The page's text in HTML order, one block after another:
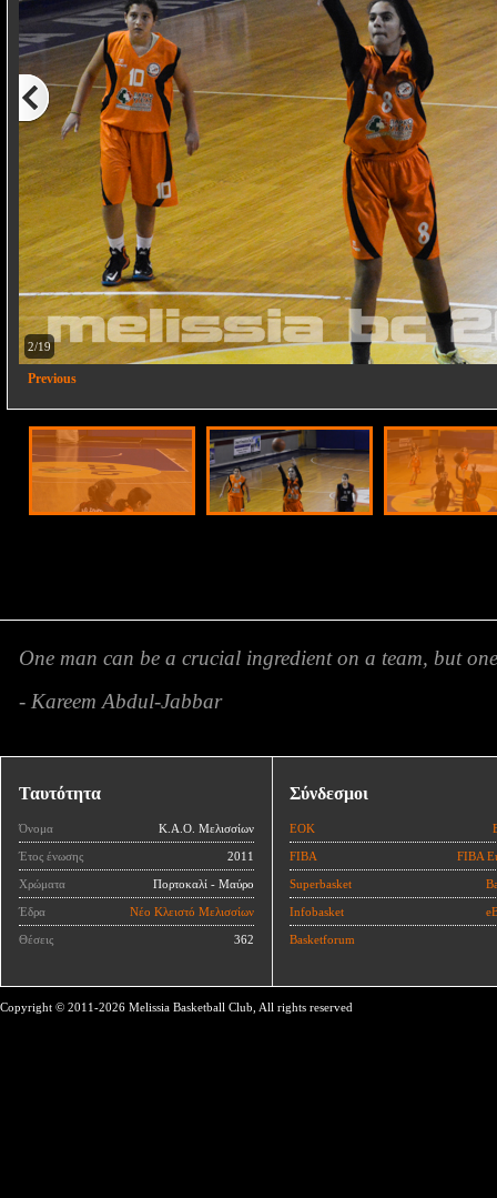
2/19
Previous
One man can be a crucial ingredient on a team, but
- Kareem Abdul-Jabbar
Ταυτότητα
Όνομα Κ.Α.Ο. Μελισσίων
Έτος ένωσης 2011
Χρώματα Πορτοκαλί - Μαύρο
Έδρα Νέο Κλειστό Μελισσίων
Θέσεις 362
Σύνδεσμοι
ΕΟΚ
FIBA FIBA
Superbasket
Infobasket
Basketforum
Copyright © 2011-2026 Melissia Basketball Club, All rights reserved